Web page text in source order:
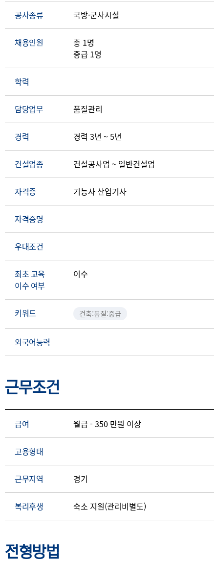
공사종류 국방·군사시설
채용인원
총 1명
중급 1명
학력
담당업무 품질관리
경력 경력 3년 ~ 5년
건설업종 건설공사업 ~ 일반건설업
자격증 기능사 산업기사
자격증명
우대조건
최초 교육
이수 여부
이수
키워드 건축:품질:중급
외국어능력
근무조건
급여 월급 - 350 만원 이상
고용형태
근무지역 경기
복리후생 숙소 지원(관리비별도)
전형방법